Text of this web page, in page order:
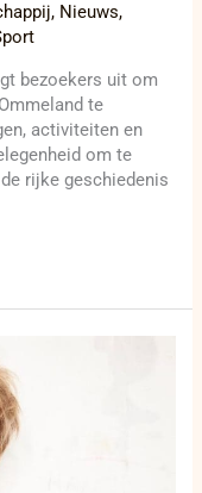
, Nieuws,
bezoekers uit om
te
activiteiten en
om te
rijke geschiedenis